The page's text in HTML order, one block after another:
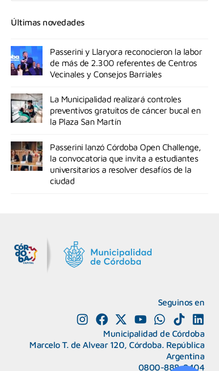
Últimas novedades
Passerini y Llaryora reconocieron la labor
de más de 2.300 referentes de Centros
Vecinales y Consejos Barriales
La Municipalidad realizará controles
preventivos gratuitos de cáncer bucal en
la Plaza San Martín
Passerini lanzó Córdoba Open Challenge,
la convocatoria que invita a estudiantes
universitarios a resolver desafíos de la
ciudad
Seguinos en
Municipalidad de Córdoba
Marcelo T. de Alvear 120, Córdoba. República
Argentina
0800-888-0404